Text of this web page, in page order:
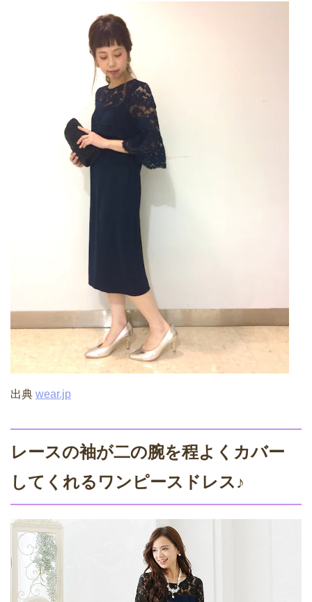
出典 wear.jp
レースの袖が二の腕を程よくカバー
してくれるワンピースドレス♪